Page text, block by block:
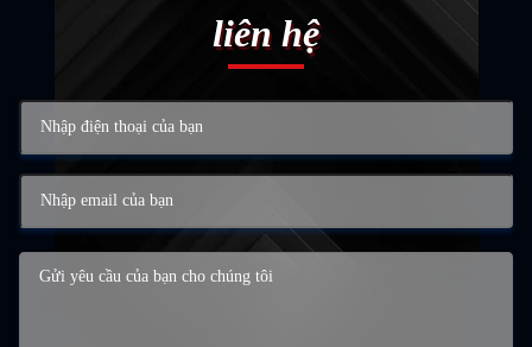
liên hệ